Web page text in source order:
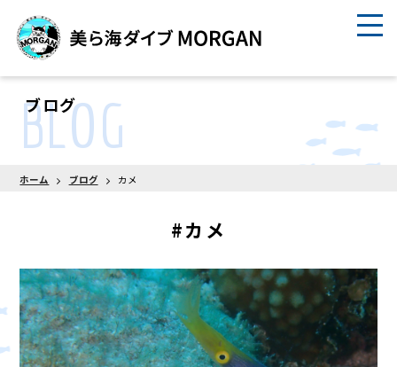
ブログ
BLOG
ホーム ブログ カメ
#カメ